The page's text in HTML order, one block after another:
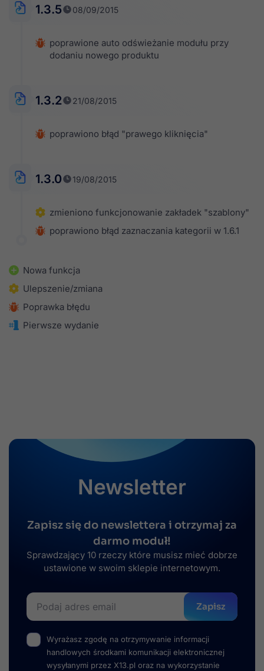
1.3.5 08/09/2015
poprawione auto odświeżanie modułu przy
dodaniu nowego produktu
1.3.2 21/08/2015
poprawiono błąd "prawego kliknięcia"
1.3.0 19/08/2015
zmieniono funkcjonowanie zakładek "szablony"
poprawiono błąd zaznaczania kategorii w 1.6.1
Nowa funkcja
Ulepszenie/zmiana
Poprawka błędu
Pierwsze wydanie
Newsletter
Zapisz się do newslettera i otrzymaj za
darmo moduł!
Sprawdzający 10 rzeczy które musisz mieć dobrze
ustawione w swoim sklepie internetowym.
Zapisz
Wyrażasz zgodę na otrzymywanie informacji
handlowych środkami komunikacji elektronicznej
wysyłanymi przez X13.pl oraz na wykorzystanie